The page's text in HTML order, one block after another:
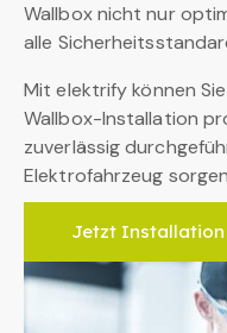
Wallbox nicht nur
alle
Mit elektrify können
Wallbox-Installation
zuverlässig
Elektrofahrzeug
Jetzt Installation